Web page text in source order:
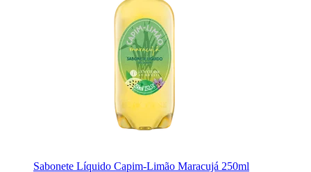
Sabonete Líquido Capim-Limão Maracujá 250ml